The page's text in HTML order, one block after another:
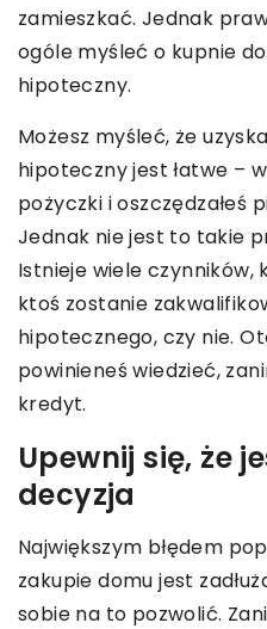
zamieszkać. Jednak
ogóle myśleć o kupnie
hipoteczny.
Możesz myśleć, że
hipoteczny jest łatwe –
pożyczki i oszczędzałeś
Jednak nie jest to takie
Istnieje wiele
ktoś zostanie
hipotecznego, czy nie.
powinieneś wiedzieć,
kredyt.
Upewnij się, że
decyzja
Największym błędem
zakupie domu jest
sobie na to pozwolić.